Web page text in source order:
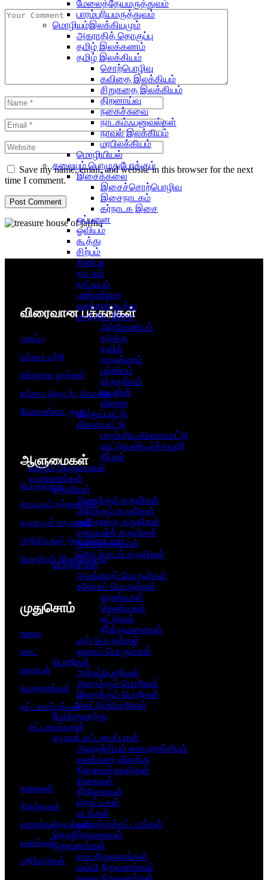
Save my name, email, and website in this browser for the next
time I comment.
மேலைத்தேயமருத்துவம்
பாரம்பரியமருத்துவம்
மொழியும்இலக்கியமும்
அகராதித் தொகுப்பு
தமிழ் இலக்கணம்
தமிழ் இலக்கியம்
சொற்பொழிவு
கவிதை இலக்கியம்
சிறுகதை இலக்கியம்
திறனாய்வு
நகைச்சுவை
நாடகம்ஃபனுவல்கள்
நாவல் இலக்கியம்
மரபிலக்கியம்
மொழியியல்
கலையும் பொழுதுபோக்கும்
இசைக்கலை
இசைச்சொற்பொழிவு
இசைநாடகம்
கர்நாடக இசை
ஒப்பனை
ஓவியம்
கூத்து
சிற்பம்
சினிமா
நாடகம்
நாட்டியம்
பண்ணிசை
வசந்தன் கூத்து
வாத்திய இசை
ஆர்மோனியம்
உடுக்கு
தவில்
நாதஸ்வரம்
பல்லியம்
மிருதங்கம்
வயலின்
வீணை
வில்லுப்பாட்டு
விளையாட்டு
பாரம்பரிய விளையாட்டு
மாட்டுவண்டில்ச்சவாரி
நீச்சல்
வாழும் ஆளுமைகள்
உபகரணங்கள்
கருவிகள்
அரைக்கும் கருவிகள்
அளக்கும் கருவிகள்
ஒளிதாங்கு கருவிகள்
சமையல்க் கருவிகள்
துளைகருவிகள்
தொடர்பாடல் கருவிகள்
பொருள்கள்
அலங்காரப் பொருள்கள்
உலோகப் பொருள்கள்
கரண்டிகள்
கெண்டிகள்
தட்டுகள்
நீர்க்குவளைகள்
மரப் பொருள்கள்
ஓலைப் பொருள்கள்
பொறிகள்
அச்சுப்பொறிகள்
அரைக்கும் பொறிகள்
இறைக்கும் பொறிகள்
வெட்டும்பொறிகள்
போக்குவரத்து
கட்டமைப்புகள்
சமூகக் கட்டமைப்புகள்
ஆவுரஞ்சியும் சுமைதாங்கியும்
கலங்கரை விளக்கு
நினைவுச்சுவடுகள்
சிலைகள்
நீர்நிலைகள்
தொட்டிகள்
மடங்கள்
வரலாற்றுக்கட்டடங்கள்
தொழிற்சாலைகள்
நிறுவனங்கள்
சமயநிறுவனங்கள்
கல்வி நிறுவனங்கள்
கலை நிறுவனங்கள்
விரைவான பக்கங்கள்
முகப்பு
எம்மை பற்றி
எங்களது நூல்கள்
எம்மை தொடர்பு கொள்ள
மேலாண்மை குழு
ஆளுமைகள்​
பொதுவியல்
சமயமும் தத்துவமும்
சமூகமும் வரலாறும்
அறிவியலும் தொழில்நுட்பம
மொழியும் இலக்கியமும்
முதுசொம்
உணவு
உடை
உறையுள்
உபகரணங்கள்
கட்டமைப்புக்கள்
கலைகள்
நிகழ்வுகள்
வணக்கஸ்தலங்கள்
வளங்கள்
பதிவேடுகள்